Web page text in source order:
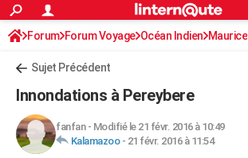
ACTUALITÉS
Politique
Société
Faits Divers
Education
Monde
Villes
+
FINANCE
Retraite
Impôts
Epargne
Immobilier
Risques naturels par ville
Banque
Assurance
Crédit
AUTO
S'inscrire
Connexion
Forum Forum Voyage Océan Indien Maurice
Sujet Précédent
Innondations à Pereybere
fanfan- Modifié le 21 févr. 2016 à 10:49
Kalamazoo- 21 févr. 2016 à 11:54